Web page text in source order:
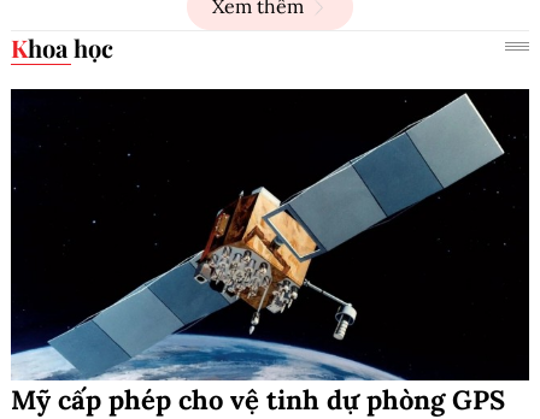
Xem thêm
Khoa học
Mỹ cấp phép cho vệ tinh dự phòng GPS